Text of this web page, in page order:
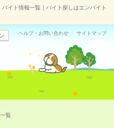
イト情報一覧｜バイト探しはエンバイト
ヘルプ・お問い合わせ サイトマップ
覧